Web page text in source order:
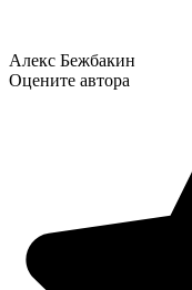
Алекс Бежбакин
Оцените автора